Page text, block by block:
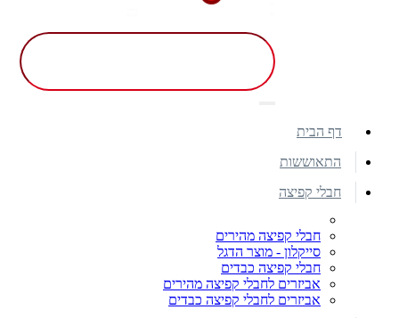
דף הבית
התאוששות
חבלי קפיצה
חבלי קפיצה מהירים
סייקלון - מוצר הדגל
חבלי קפיצה כבדים
אביזרים לחבלי קפיצה מהירים
אביזרים לחבלי קפיצה כבדים